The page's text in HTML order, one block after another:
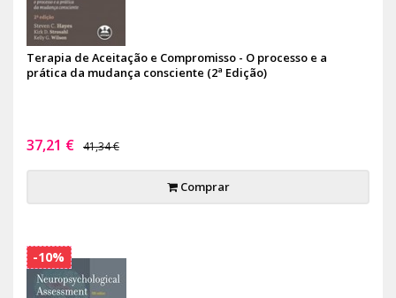
Terapia de Aceitação e Compromisso - O processo e a
prática da mudança consciente (2ª Edição)
37,21 € 41,34 €
Comprar
-10%